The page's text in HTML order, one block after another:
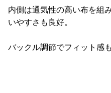
内側は通気性の高い布を組
いやすさも良好。
バックル調節でフィット感